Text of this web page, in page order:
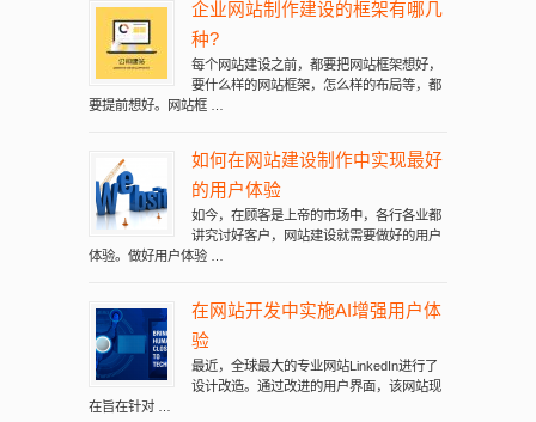
企业网站制作建设的框架有哪几
种?
每个网站建设之前，都要把网站框架想好，
要什么样的网站框架，怎么样的布局等，都
要提前想好。网站框 …
如何在网站建设制作中实现最好
的用户体验
如今，在顾客是上帝的市场中，各行各业都
讲究讨好客户，网站建设就需要做好的用户
体验。做好用户体验 …
在网站开发中实施AI增强用户体
验
最近，全球最大的专业网站LinkedIn进行了
设计改造。通过改进的用户界面，该网站现
在旨在针对 …